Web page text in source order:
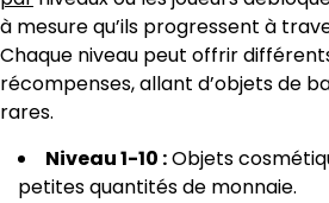
à mesure qu’ils progressent à
Chaque niveau peut offrir
récompenses, allant d’objets de
rares.
Niveau 1-10 :Objets
petites quantités de monnaie.